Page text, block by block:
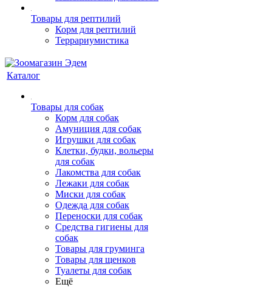
Товары для рептилий
Корм для рептилий
Террариумистика
Каталог
Товары для собак
Корм для собак
Амуниция для собак
Игрушки для собак
Клетки, будки, вольеры
для собак
Лакомства для собак
Лежаки для собак
Миски для собак
Одежда для собак
Переноски для собак
Средства гигиены для
собак
Товары для груминга
Товары для щенков
Туалеты для собак
Ещё